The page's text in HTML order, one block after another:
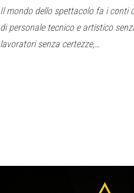
Il mondo dello spettacolo fa i conti
di personale tecnico e artistico
lavoratori senza certezze,…